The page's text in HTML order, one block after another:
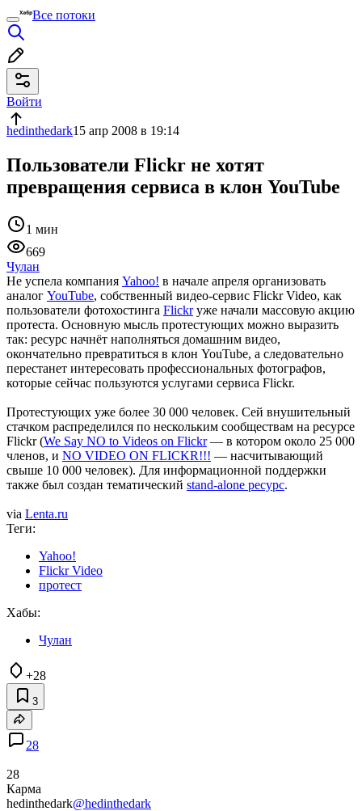
Все потоки
Войти
hedinthedark15 апр 2008 в 19:14
Пользователи Flickr не хотят
превращения сервиса в клон YouTube
1 мин
669
Чулан
Не успела компания Yahoo! в начале апреля организовать
аналог YouTube, собственный видео-сервис Flickr Video, как
пользователи фотохостинга Flickrуже начали массовую акцию
протеста. Основную мысль протестующих можно выразить
так: ресурс начнёт наполняться домашним видео,
окончательно превратиться в клон YouTube, а следовательно
перестанет интересовать профессиональных фотографов,
которые сейчас пользуются услугами сервиса Flickr.
Протестующих уже более 30 000 человек. Сей внушительный
стачком распределился по нескольким сообществам на ресурсе
Flickr (We Say NO to Videos on Flickr— в котором около 25 000
членов, и NO VIDEO ON FLICKR!!! — насчитывающий
свыше 10 000 человек). Для информационной поддержки
также был создан тематический stand-alone ресурс.
via Lenta.ru
Теги:
Yahoo!
Flickr Video
протест
Хабы:
Чулан
+28
3
28
28
Карма
hedinthedark@hedinthedark